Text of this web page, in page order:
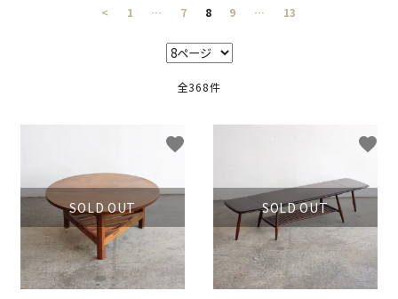
照明
ドア
雑貨
< 1 … 7 8 9 … 13
全368件
SOLD OUT
favorite
SOLD OUT
favorite